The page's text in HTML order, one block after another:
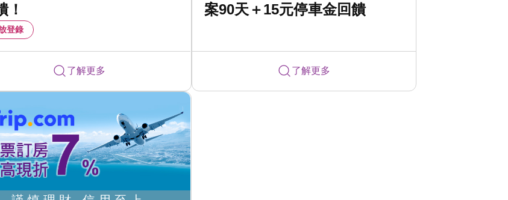
！
登錄
了解更多
案90天＋15元停車金回饋
了解更多